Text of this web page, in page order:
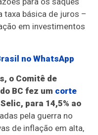
taxa básica de juros –
em investimentos
no WhatsApp
o Comitê de
BC fez um corte
para 14,5% ao
pela guerra no
de inflação em alta,